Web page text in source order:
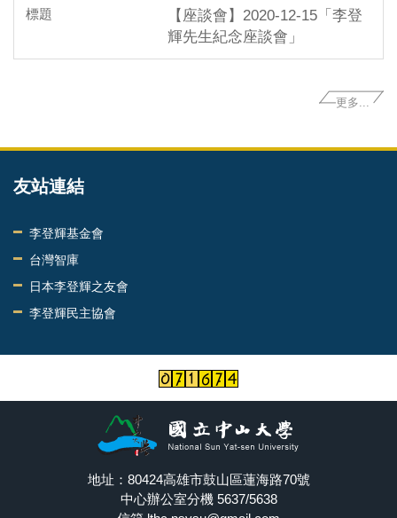
【座談會】2020-12-15「李登
輝先生紀念座談會」
更多...
友站連結
李登輝基金會
台灣智庫
日本李登輝之友會
李登輝民主協會
地址：80424高雄市鼓山區蓮海路70號
中心辦公室分機 5637/5638